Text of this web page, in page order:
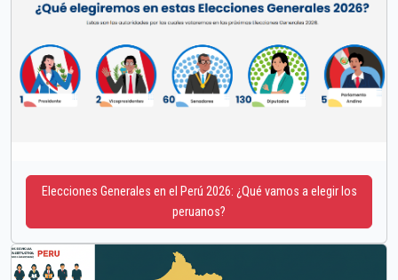
Elecciones Generales en el Perú 2026: ¿Qué vamos a elegir los
peruanos?